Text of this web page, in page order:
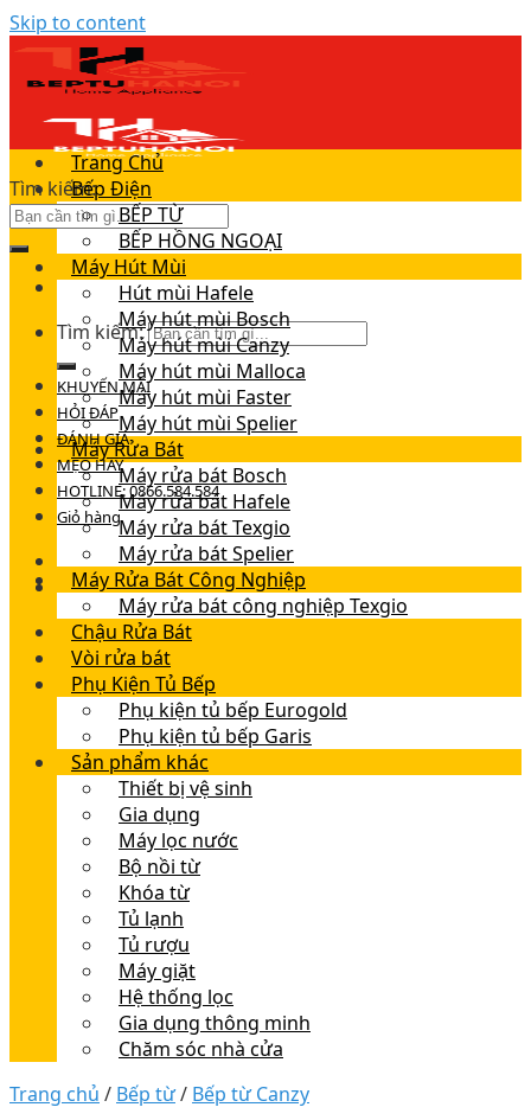
Skip to content
Tìm kiếm:
Tìm kiếm:
KHUYẾN MÃI
HỎI ĐÁP
ĐÁNH GIÁ
MẸO HAY
HOTLINE: 0866.584.584
Giỏ hàng
Trang Chủ
Bếp Điện
BẾP TỪ
BẾP HỒNG NGOẠI
Máy Hút Mùi
Hút mùi Hafele
Máy hút mùi Bosch
Máy hút mùi Canzy
Máy hút mùi Malloca
Máy hút mùi Faster
Máy hút mùi Spelier
Máy Rửa Bát
Máy rửa bát Bosch
Máy rửa bát Hafele
Máy rửa bát Texgio
Máy rửa bát Spelier
Máy Rửa Bát Công Nghiệp
Máy rửa bát công nghiệp Texgio
Chậu Rửa Bát
Vòi rửa bát
Phụ Kiện Tủ Bếp
Phụ kiện tủ bếp Eurogold
Phụ kiện tủ bếp Garis
Sản phẩm khác
Thiết bị vệ sinh
Gia dụng
Máy lọc nước
Bộ nồi từ
Khóa từ
Tủ lạnh
Tủ rượu
Máy giặt
Hệ thống lọc
Gia dụng thông minh
Chăm sóc nhà cửa
Trang chủ / Bếp từ/ Bếp từ Canzy